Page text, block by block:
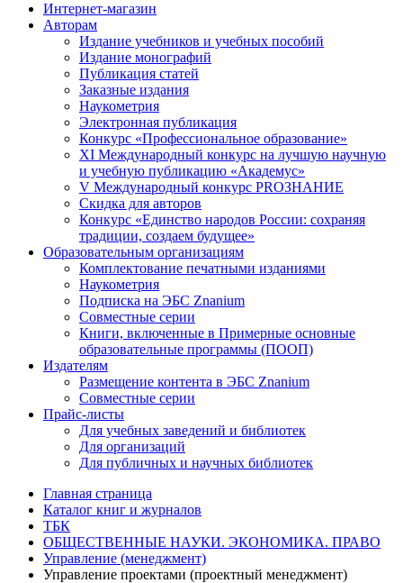
Интернет-магазин
Авторам
Издание учебников и учебных пособий
Издание монографий
Публикация статей
Заказные издания
Наукометрия
Электронная публикация
Конкурс «Профессиональное образование»
XI Международный конкурс на лучшую научную
и учебную публикацию «Академус»
V Международный конкурс PROЗНАНИЕ
Скидка для авторов
Конкурс «Единство народов России: сохраняя
традиции, создаем будущее»
Образовательным организациям
Комплектование печатными изданиями
Наукометрия
Подписка на ЭБС Znanium
Совместные серии
Книги, включенные в Примерные основные
образовательные программы (ПООП)
Издателям
Размещение контента в ЭБС Znanium
Совместные серии
Прайс-листы
Для учебных заведений и библиотек
Для организаций
Для публичных и научных библиотек
Главная страница
Каталог книг и журналов
ТБК
ОБЩЕСТВЕННЫЕ НАУКИ. ЭКОНОМИКА. ПРАВО
Управление (менеджмент)
Управление проектами (проектный менеджмент)